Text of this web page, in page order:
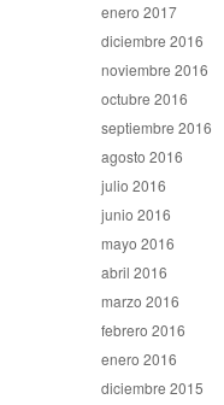
enero 2017
diciembre 2016
noviembre 2016
octubre 2016
septiembre 2016
agosto 2016
julio 2016
junio 2016
mayo 2016
abril 2016
marzo 2016
febrero 2016
enero 2016
diciembre 2015